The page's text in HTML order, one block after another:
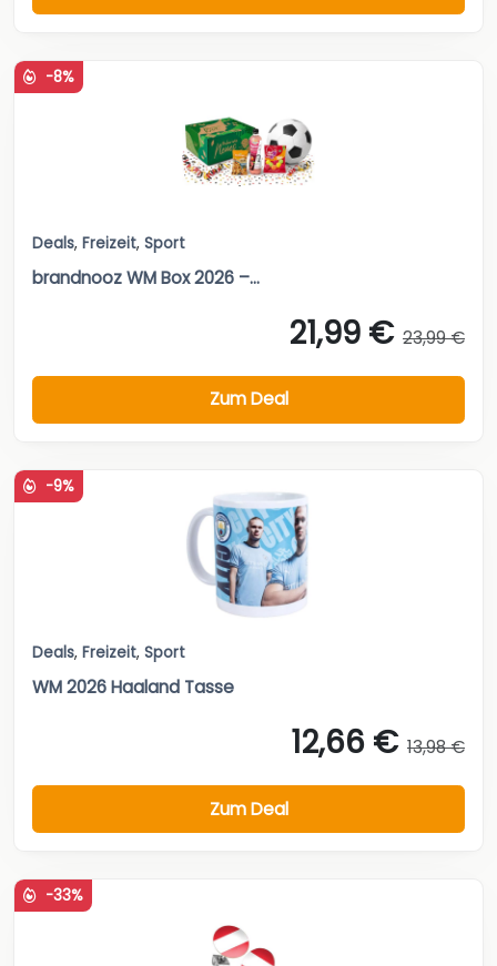
-8%
Deals, Freizeit, Sport
brandnooz WM Box 2026 –...
21,99 € 23,99 €
Zum Deal
-9%
Deals, Freizeit, Sport
WM 2026 Haaland Tasse
12,66 € 13,98 €
Zum Deal
-33%